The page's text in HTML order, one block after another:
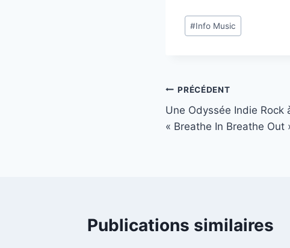
Étiquettes
de
#Info Music
Navigation
de
PRÉCÉDENT
Une Odyssée Indie Rock
« Breathe In Breathe Out
Publications similaires